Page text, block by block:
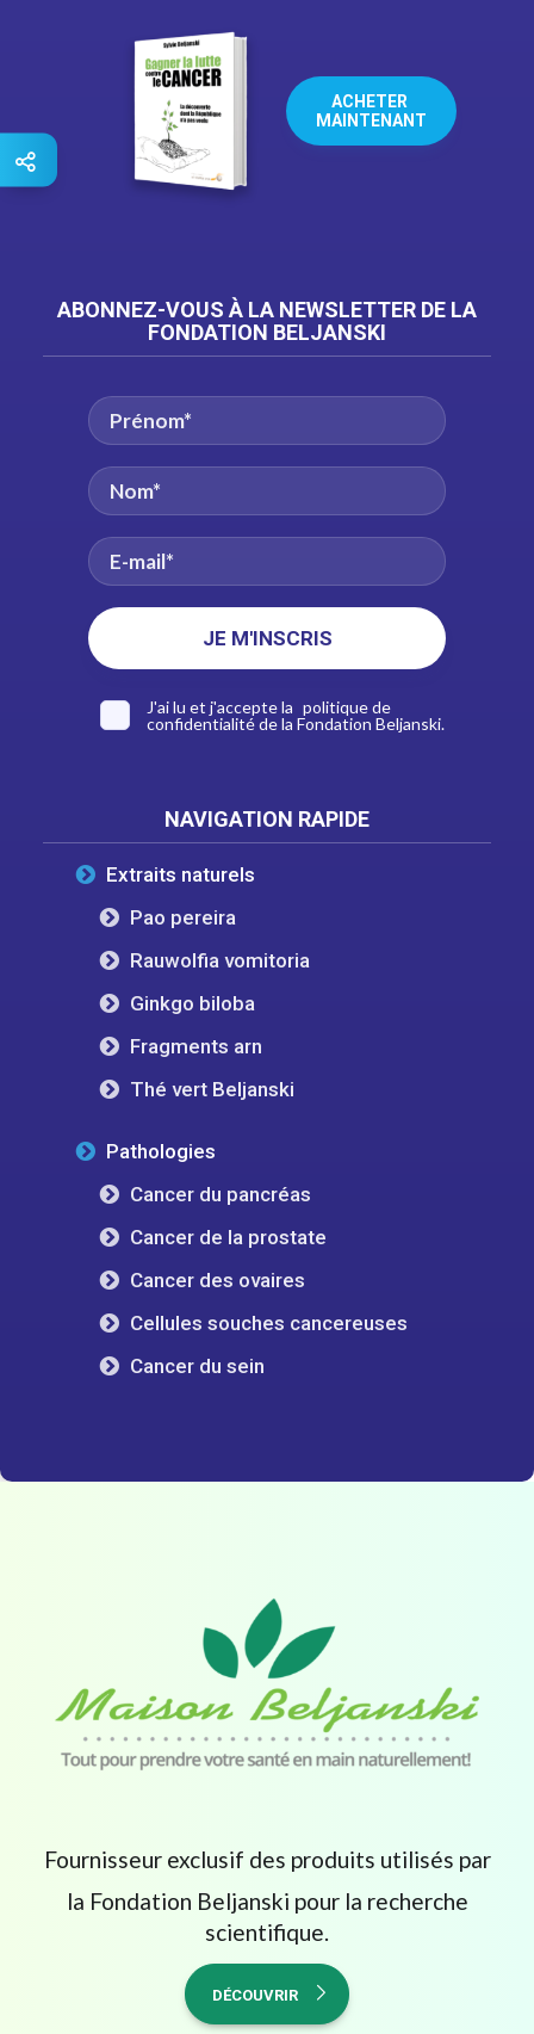
ACHETER
MAINTENANT
ABONNEZ-VOUS À LA NEWSLETTER DE LA
FONDATION BELJANSKI
J'ai lu et j'accepte la politique de
confidentialitéde la Fondation Beljanski.
NAVIGATION RAPIDE
Extraits naturels
Pao pereira
Rauwolfia vomitoria
Ginkgo biloba
Fragments arn
Thé vert Beljanski
Pathologies
Cancer du pancréas
Cancer de la prostate
Cancer des ovaires
Cellules souches cancereuses
Cancer du sein
Fournisseur exclusif des produits utilisés par
la Fondation Beljanski pour la recherche
scientifique.
DÉCOUVRIR